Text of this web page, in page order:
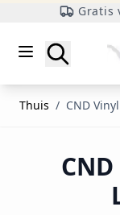
Gratis
Zoeken
Thuis / CND